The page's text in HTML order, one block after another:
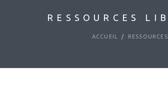
RESSOURCES
ACCUEIL